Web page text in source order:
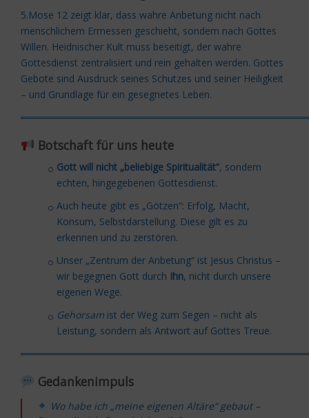
5.Mose 12 zeigt klar, dass wahre Anbetung nicht nach
menschlichem Ermessen geschieht, sondern nach Gottes
Willen. Heidnischer Kult muss beseitigt, der wahre
Gottesdienst zentralisiert und rein gehalten werden. Gottes
Gebote sind Ausdruck seines Schutzes und seiner Heiligkeit
– und Grundlage für ein gesegnetes Leben.
Botschaft für uns heute
Gott will nicht „beliebige Spiritualität“, sondern
echten, hingegebenen Gottesdienst.
Auch heute gibt es „Götzen“: Erfolg, Macht,
Konsum, Selbstdarstellung. Diese gilt es zu
erkennen und zu zerstören.
Unser „Zentrum der Anbetung“ ist Jesus Christus –
wir begegnen Gott durch Ihn, nicht durch unsere
eigenen Wege.
Gehorsam ist der Weg zum Segen – nicht als
Leistung, sondern als Antwort auf Gottes Treue.
Gedankenimpuls
Wo habe ich „meine eigenen Altäre“ gebaut –